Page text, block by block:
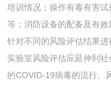
培训情况；操作有毒有害
等；消防设备的配备及有
针对不同的风险评估结果进
实验室风险评估应延伸到
的COVID-19病毒的流行。